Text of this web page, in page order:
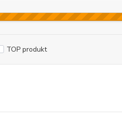
TOP produkt